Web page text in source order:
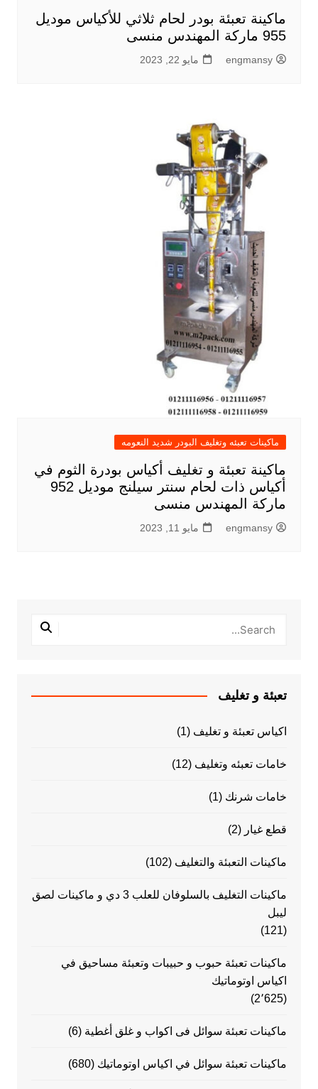
ماكينة تعبئة بودر لحام ثلاثي للأكياس موديل
955 ماركة المهندس منسى
engmansy مايو 22, 2023
ماكينات تعبئه وتغليف البودر شديد النعومه
ماكينة تعبئة و تغليف أكياس بودرة الثوم في
أكياس ذات لحام سنتر سيلنج موديل 952
ماركة المهندس منسى
engmansy مايو 11, 2023
تعبئة و تغليف
اكياس تعبئة و تغليف (1)
خامات تعبئه وتغليف (12)
خامات شرنك (1)
قطع غيار (2)
ماكينات التعبئة والتغليف (102)
ماكينات التغليف بالسلوفان للعلب 3 دي و ماكينات لصق
ليبل
(121)
ماكينات تعبئة حبوب و حبيبات وتعبئة مساحيق في
اكياس اوتوماتيك
(2٬625)
ماكينات تعبئة سوائل فى اكواب و غلق أغطية (6)
ماكينات تعبئة سوائل في اكياس اوتوماتيك (680)